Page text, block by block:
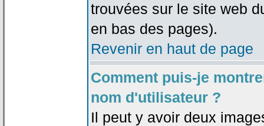
trouvées sur le site web
en bas des pages).
Revenir en haut de page
Comment puis-je
nom d'utilisateur ?
Il peut y avoir deux